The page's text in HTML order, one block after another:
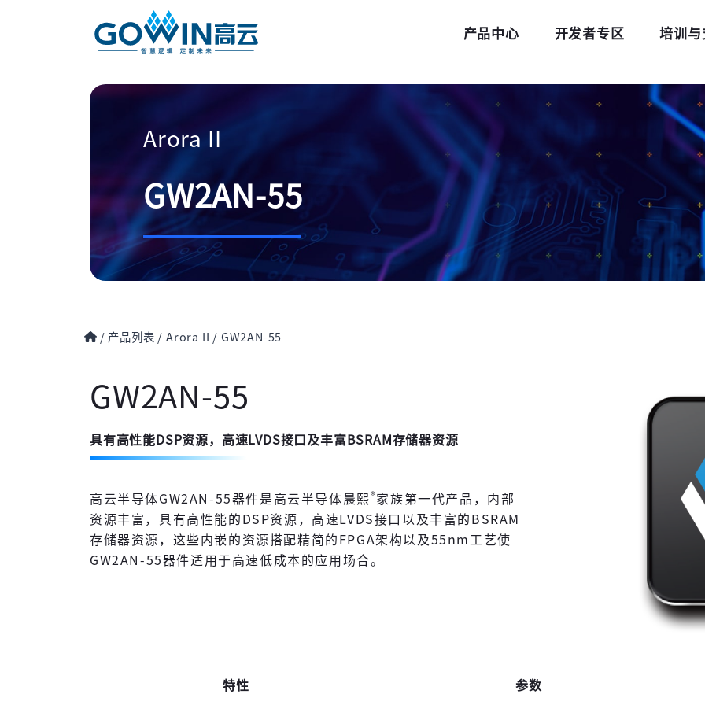
产品中心 开发者专区 培训与
Arora II
GW2AN-55
/ 产品列表 /Arora II / GW2AN-55
GW2AN-55
具有高性能DSP资源，高速LVDS接口及丰富BSRAM存储器资源
高云半导体GW2AN-55器件是高云半导体晨熙®家族第一代产品，内部
资源丰富，具有高性能的DSP资源，高速LVDS接口以及丰富的BSRAM
存储器资源，这些内嵌的资源搭配精简的FPGA架构以及55nm工艺使
GW2AN-55器件适用于高速低成本的应用场合。
特性 参数